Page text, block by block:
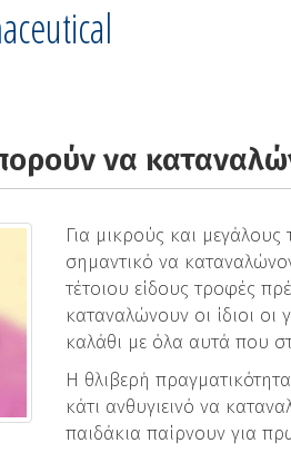
να
Για μικρούς και
σημαντικό να
τέτοιου είδους τροφές
καταναλώνουν οι ίδιοι οι
καλάθι με όλα αυτά που
Η θλιβερή πραγματικότητα
κάτι ανθυγιεινό να
παιδάκια παίρνουν για